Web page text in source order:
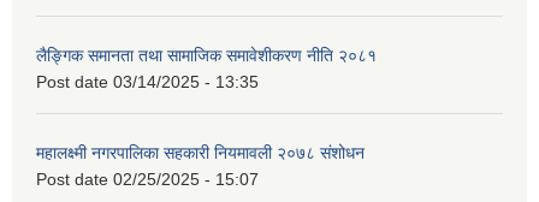
लैङ्गिक समानता तथा सामाजिक समावेशीकरण नीति २०८१
Post date 03/14/2025 - 13:35
महालक्ष्मी नगरपालिका सहकारी नियमावली २०७८ संशोधन
Post date 02/25/2025 - 15:07